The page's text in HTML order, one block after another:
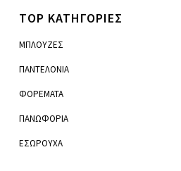
TOP ΚΑΤΗΓΟΡΙΕΣ
ΜΠΛΟΥΖΕΣ
ΠΑΝΤΕΛΟΝΙΑ
ΦΟΡΕΜΑΤΑ
ΠΑΝΩΦΟΡΙΑ
ΕΣΩΡΟΥΧΑ